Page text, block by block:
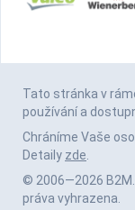
Tato stránka v
používání a
Chráníme Vaše
Detaily zde.
© 2006—2026
práva vyhrazena.